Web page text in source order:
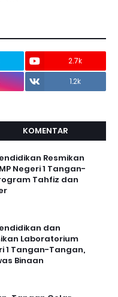
2.7k
1.2k
KOMENTAR
Resmikan
Negeri 1 Tangan-
Tahfiz dan
dan
Laboratorium
1 Tangan-Tangan,
Binaan